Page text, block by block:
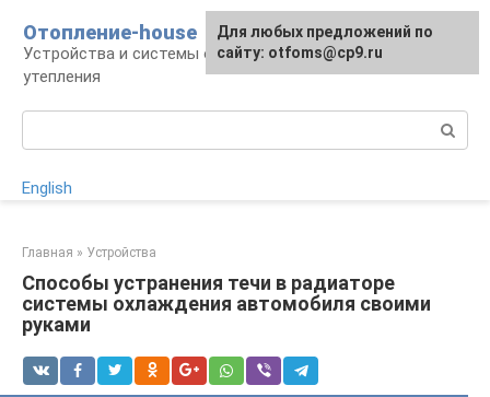
контенту
Отопление-house
Устройства и системы отопления, способы
утепления
English
Главная » Устройства
Способы устранения течи в радиаторе
системы охлаждения автомобиля своими
руками
Для любых предложений по
сайту: otfoms@cp9.ru